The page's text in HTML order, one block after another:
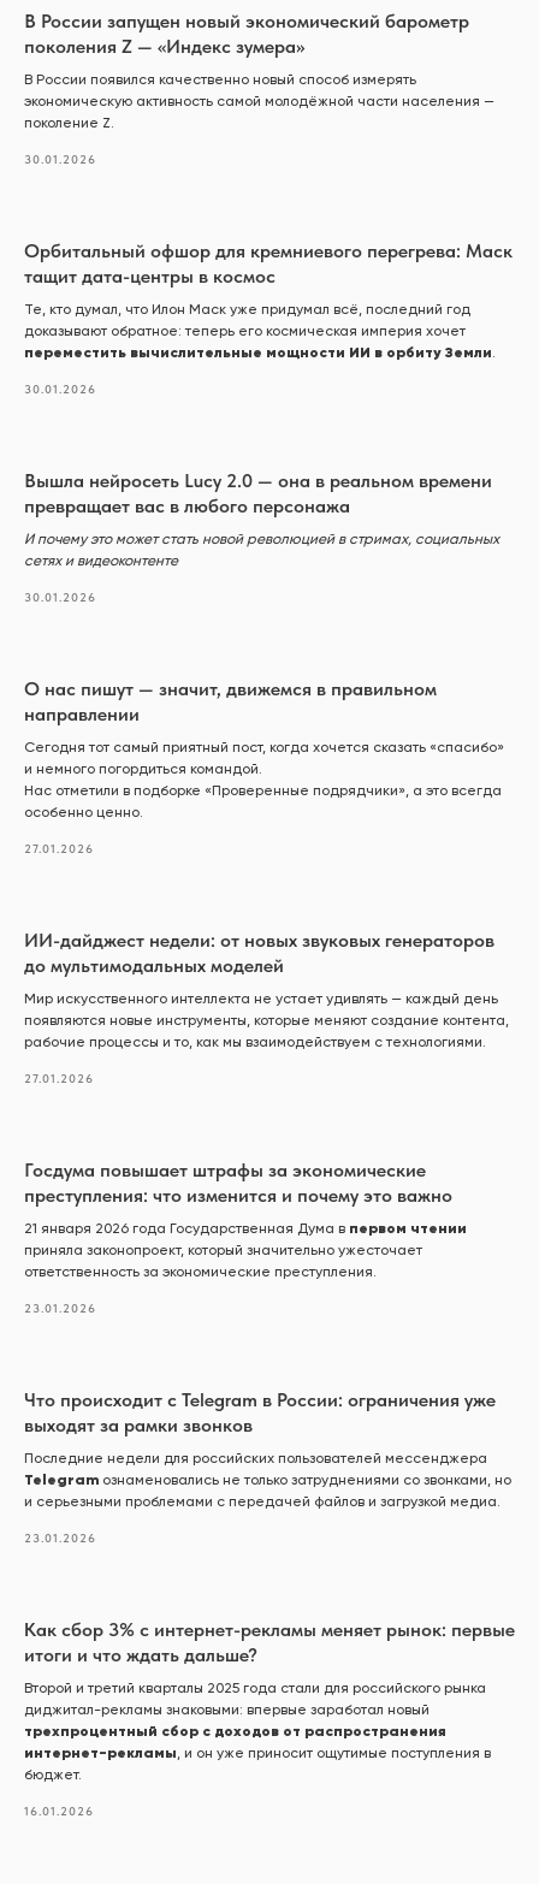
В России запущен новый экономический барометр
поколения Z — «Индекс зумера»
В России появился качественно новый способ измерять
экономическую активность самой молодёжной части населения —
поколение Z.
30.01.2026
Орбитальный офшор для кремниевого перегрева: Маск
тащит дата-центры в космос
Те, кто думал, что Илон Маск уже придумал всё, последний год
доказывают обратное: теперь его космическая империя хочет
переместить вычислительные мощности ИИ в орбиту Земли
30.01.2026
Вышла нейросеть Lucy 2.0 — она в реальном времени
превращает вас в любого персонажа
И почему это может стать новой революцией в стримах, социальных
сетях и видеоконтенте
30.01.2026
О нас пишут — значит, движемся в правильном
направлении
Сегодня тот самый приятный пост, когда хочется сказать «спасибо»
и немного погордиться командой.
Нас отметили в подборке «Проверенные подрядчики», а это всегда
особенно ценно.
27.01.2026
ИИ-дайджест недели: от новых звуковых генераторов
до мультимодальных моделей
Мир искусственного интеллекта не устает удивлять — каждый день
появляются новые инструменты, которые меняют создание контента,
рабочие процессы и то, как мы взаимодействуем с технологиями.
27.01.2026
Госдума повышает штрафы за экономические
преступления: что изменится и почему это важно
21 января 2026 года Государственная Дума в первом чтении
приняла законопроект, который значительно ужесточает
ответственность за экономические преступления.
23.01.2026
Что происходит с Telegram в России: ограничения уже
выходят за рамки звонков
Последние недели для российских пользователей мессенджера
Telegram ознаменовались не только затруднениями со звонками, но
и серьезными проблемами с передачей файлов и загрузкой медиа.
23.01.2026
Как сбор 3% с интернет-рекламы меняет рынок: первые
итоги и что ждать дальше?
Второй и третий кварталы 2025 года стали для российского рынка
диджитал-рекламы знаковыми: впервые заработал новый
трехпроцентный сбор с доходов от распространения
интернет-рекламы , и он уже приносит ощутимые поступления в
бюджет.
16.01.2026